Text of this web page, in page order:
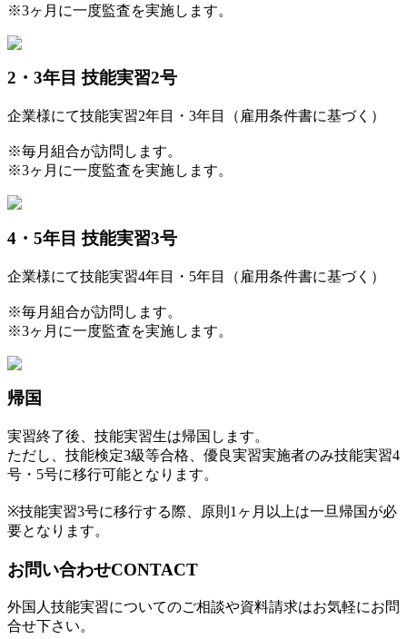
※3ヶ月に一度監査を実施します。
2・3年目 技能実習2号
企業様にて技能実習2年目・3年目（雇用条件書に基づく）
※毎月組合が訪問します。
※3ヶ月に一度監査を実施します。
4・5年目 技能実習3号
企業様にて技能実習4年目・5年目（雇用条件書に基づく）
※毎月組合が訪問します。
※3ヶ月に一度監査を実施します。
帰国
実習終了後、技能実習生は帰国します。
ただし、技能検定3級等合格、優良実習実施者のみ技能実習4
号・5号に移行可能となります。
※技能実習3号に移行する際、原則1ヶ月以上は一旦帰国が必
要となります。
お問い合わせCONTACT
外国人技能実習についてのご相談や資料請求はお気軽にお問
合せ下さい。